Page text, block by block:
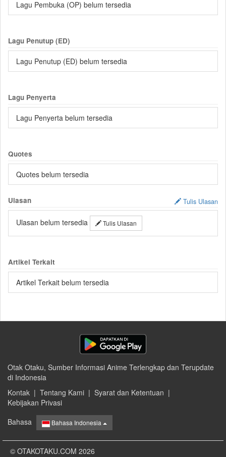
Lagu Pembuka (OP) belum tersedia
Lagu Penutup (ED)
Lagu Penutup (ED) belum tersedia
Lagu Penyerta
Lagu Penyerta belum tersedia
Quotes
Quotes belum tersedia
Ulasan Tulis Ulasan
Ulasan belum tersedia Tulis Ulasan
Artikel Terkait
Artikel Terkait belum tersedia
Otak Otaku, Sumber Informasi Anime Terlengkap dan Terupdate
di Indonesia
Kontak | Tentang Kami | Syarat dan Ketentuan |
Kebijakan Privasi
Bahasa
Bahasa Indonesia
© OTAKOTAKU.COM 2026